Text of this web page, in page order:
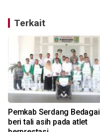
Terkait
Pemkab Serdang Bedagai
beri tali asih pada atlet